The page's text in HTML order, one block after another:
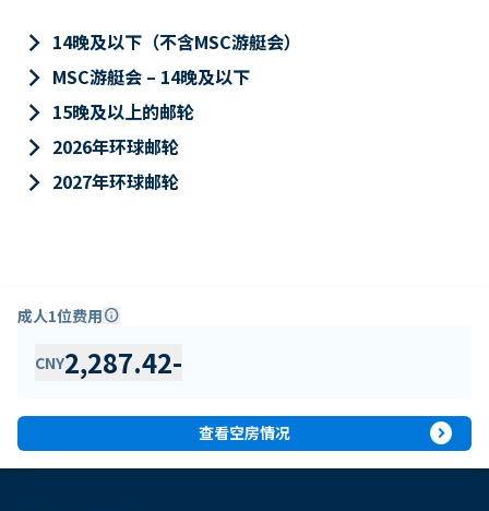
keyboard_arrow_right 14晚及以下（不含MSC游艇会）
keyboard_arrow_right MSC游艇会 – 14晚及以下
keyboard_arrow_right 15晚及以上的邮轮
keyboard_arrow_right 2026年环球邮轮
keyboard_arrow_right 2027年环球邮轮
成人1位费用info
CNY2,287.42-
查看空房情况 expand_circle_right